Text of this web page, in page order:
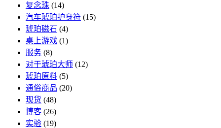
复念珠 (14)
汽车琥珀护身符 (15)
琥珀磁石 (4)
桌上游戏 (1)
服务 (8)
对于琥珀大师 (12)
琥珀原料 (5)
通俗商品 (20)
现货 (48)
博客 (26)
实验 (19)